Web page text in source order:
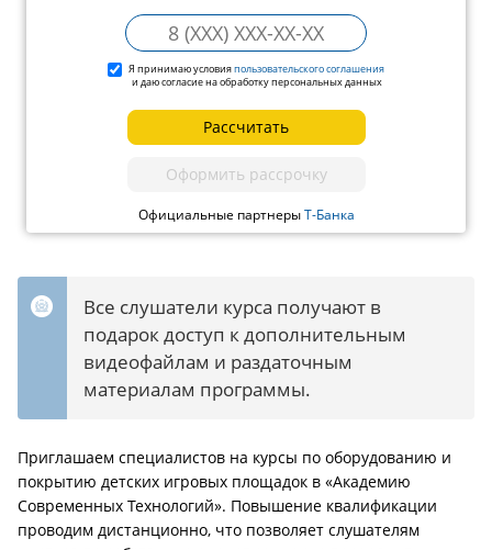
Я принимаю условияпользовательского соглашения
и даю согласие на обработку персональных данных
Рассчитать
Оформить рассрочку
Официальные партнерыТ-Банка
Все слушатели курса получают в
подарок доступ к дополнительным
видеофайлам и раздаточным
материалам программы.
Приглашаем специалистов на курсы по оборудованию и
покрытию детских игровых площадок в «Академию
Современных Технологий». Повышение квалификации
проводим дистанционно, что позволяет слушателям